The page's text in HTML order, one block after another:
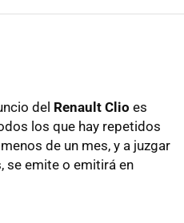
del Renault Clio es
los que hay repetidos
de un mes, y a juzgar
se emite o emitirá en